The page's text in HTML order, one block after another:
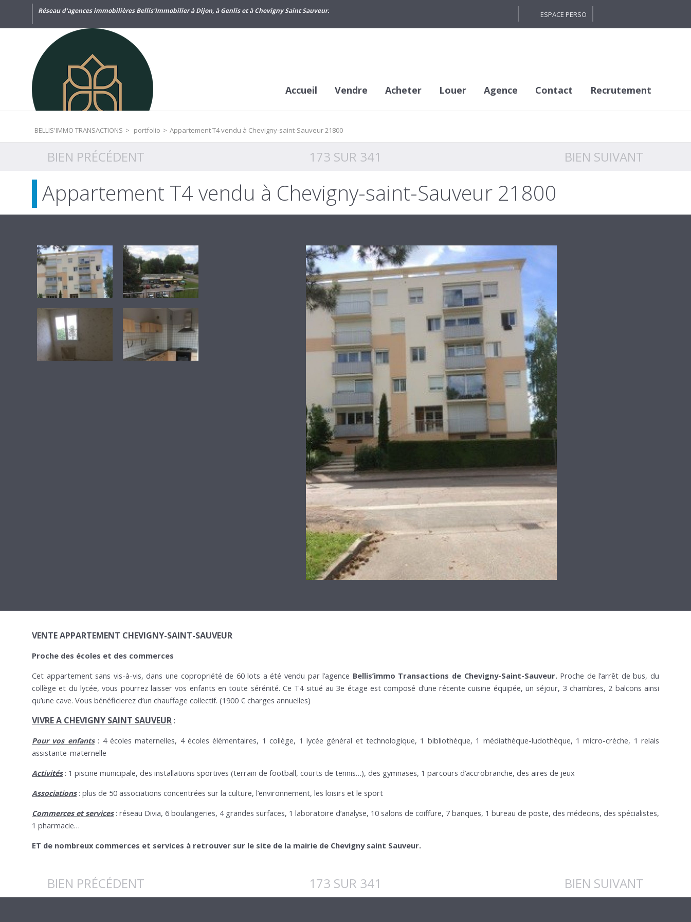
Réseau d'agences immobilières Bellis'Immobilier à Dijon, à Genlis et à Chevigny Saint Sauveur. ESPACE PERSO
Accueil Vendre Acheter Louer Agence Contact Recrutement
BELLIS'IMMO TRANSACTIONS > portfolio > Appartement T4 vendu à Chevigny-saint-Sauveur 21800
BIEN PRÉCÉDENT 173 SUR 341 BIEN SUIVANT
Appartement T4 vendu à Chevigny-saint-Sauveur 21800
VENTE APPARTEMENT CHEVIGNY-SAINT-SAUVEUR
Proche des écoles et des commerces
Cet appartement sans vis-à-vis, dans une copropriété de 60 lots a été vendu par l’agence Bellis’immo Transactions de Chevigny-Saint-Sauveur. Proche de l’arrêt de bus, du
collège et du lycée, vous pourrez laisser vos enfants en toute sérénité. Ce T4 situé au 3e étage est composé d’une récente cuisine équipée, un séjour, 3 chambres, 2 balcons ainsi
qu’une cave. Vous bénéficierez d’un chauffage collectif. (1900 € charges annuelles)
VIVRE A CHEVIGNY SAINT SAUVEUR:
Pour vos enfants: 4 écoles maternelles, 4 écoles élémentaires, 1 collège, 1 lycée général et technologique, 1 bibliothèque, 1 médiathèque-ludothèque, 1 micro-crèche, 1 relais
assistante-maternelle
Activités: 1 piscine municipale, des installations sportives (terrain de football, courts de tennis…), des gymnases, 1 parcours d’accrobranche, des aires de jeux
Associations: plus de 50 associations concentrées sur la culture, l’environnement, les loisirs et le sport
Commerces et services: réseau Divia, 6 boulangeries, 4 grandes surfaces, 1 laboratoire d’analyse, 10 salons de coiffure, 7 banques, 1 bureau de poste, des médecins, des spécialistes,
1 pharmacie…
ET de nombreux commerces et services à retrouver sur le site de la mairie de Chevigny saint Sauveur.
BIEN PRÉCÉDENT 173 SUR 341 BIEN SUIVANT